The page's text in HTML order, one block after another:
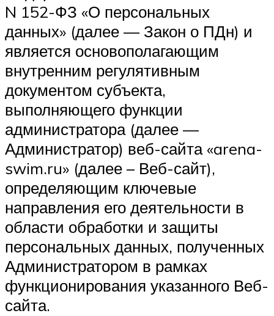
N 152-ФЗ «О персональных
данных» (далее — Закон о ПДн) и
является основополагающим
внутренним регулятивным
документом субъекта,
выполняющего функции
администратора (далее —
Администратор) веб-сайта «arena-
swim.ru» (далее – Веб-сайт),
определяющим ключевые
направления его деятельности в
области обработки и защиты
персональных данных, полученных
Администратором в рамках
функционирования указанного Веб-
сайта.